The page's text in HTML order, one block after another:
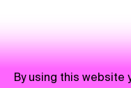
By using this website